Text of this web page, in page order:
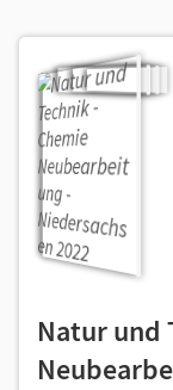
Natur und